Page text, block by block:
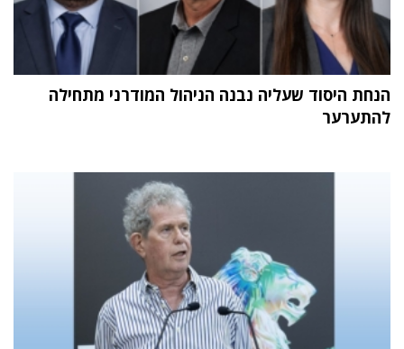
הנחת היסוד שעליה נבנה הניהול המודרני מתחילה
להתערער